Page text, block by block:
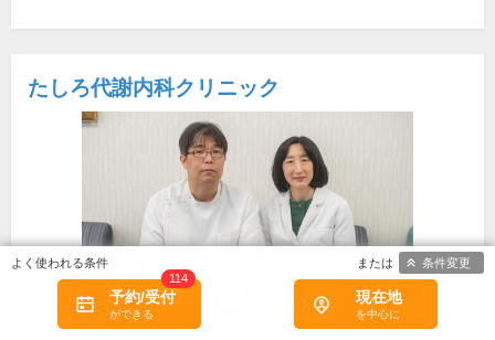
たしろ代謝内科クリニック
予約/受付
114
現在地
条件変更